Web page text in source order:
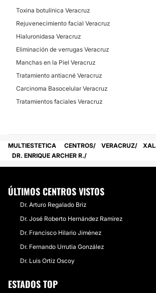
Toxina botulínica Veracruz
Rejuvenecimiento facial Veracruz
Hialuronidasa Veracruz
Eliminación de verrugas Veracruz
Manchas en la Piel Veracruz
Tratamiento antiacné Veracruz
Carcinoma Basocelular Veracruz
Tratamientos faciales Veracruz
MULTIESTETICA CENTROS VERACRUZ
DR. ENRIQUE ARCHER R.
ÚLTIMOS CENTROS VISTOS
Dr. Arturo Regalado Briz
Dr. José Roberto Hernández Ramirez
Dr. Francisco Hilario Jiménez
Dr. Fernando Urrutia González
Dr. Luis Ortiz Oscoy
ESTADOS TOP